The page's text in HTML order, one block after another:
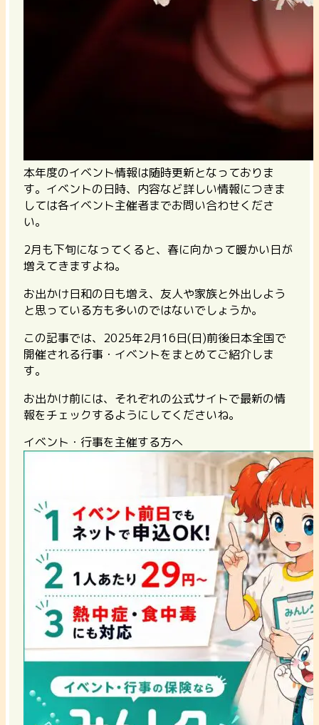
本年度のイベント情報は随時更新となっておりま
す。イベントの日時、内容など詳しい情報につきま
しては各イベント主催者までお問い合わせくださ
い。
2月も下旬になってくると、春に向かって暖かい日が
増えてきますよね。
お出かけ日和の日も増え、友人や家族と外出しよう
と思っている方も多いのではないでしょうか。
この記事では、2025年2月16日(日)前後日本全国で
開催される行事・イベントをまとめてご紹介しま
す。
お出かけ前には、それぞれの公式サイトで最新の情
報をチェックするようにしてくださいね。
イベント・行事を主催する方へ